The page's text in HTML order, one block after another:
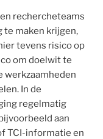
rechercheteams
te maken krijgen,
tevens risico op
om doelwit te
werkzaamheden
In de
regelmatig
aan
TCI-informatie en